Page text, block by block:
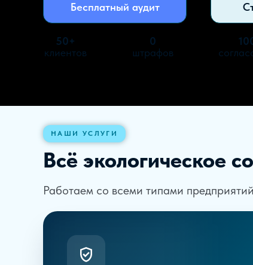
50+
клиентов
0
штрафов
Бесплатный аудит
НАШИ УСЛУГИ
Работаем со всеми типами
Всё экологическое